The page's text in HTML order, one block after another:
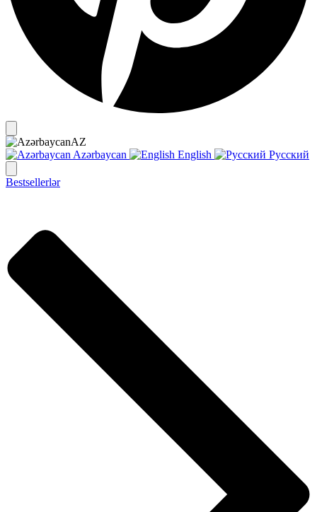
AZ
Azərbaycan
English Русский
Bestsellerlər